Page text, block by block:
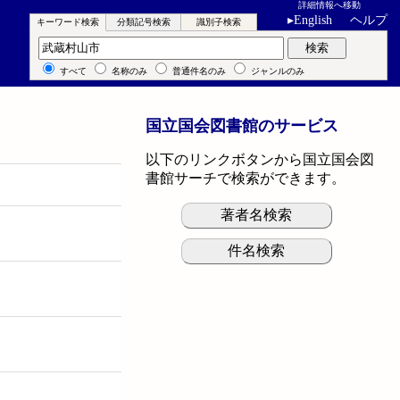
詳細情報へ移動
▸English ヘルプ
キーワード検索 分類記号検索 識別子検索
キーワード検索 検索
すべて 名称のみ 普通件名のみ ジャンルのみ
国立国会図書館のサービス
以下のリンクボタンから国立国会図
書館サーチで検索ができます。
著者名検索
件名検索